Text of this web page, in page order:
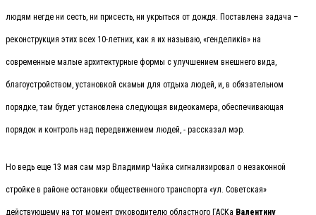
людям негде ни сесть, ни присесть, ни укрыться от дождя. Поставлена задача –
реконструкция этих всех 10-летних, как я их называю, «генделиків» на
современные малые архитектурные формы с улучшением внешнего вида,
благоустройством, установкой скамьи для отдыха людей, и, в обязательном
порядке, там будет установлена следующая видеокамера, обеспечивающая
порядок и контроль над передвижением людей, - рассказал мэр.
Но ведь еще 13 мая сам мэр Владимир Чайка сигнализировал о незаконной
стройке в районе остановки общественного транспорта «ул. Советская»
действующему на тот момент руководителю областного ГАСКа Валентину